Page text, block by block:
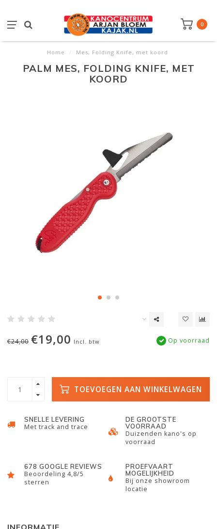
0
Home / Mes, Folding Knife, met koord
PALM MES, FOLDING KNIFE, MET
KOORD
€24,00 €19,00 Incl. btw Op voorraad
TOEVOEGEN AAN WINKELWAGEN
SNELLE LEVERING
Met track and trace
DE GROOTSTE
VOORRAAD
Duizenden kano's op
voorraad
678 GOOGLE REVIEWS
Beoordeling 4,8/5
sterren
PROEFVAART
MOGELIJKHEID
Bij onze showroom
locatie
INFORMATIE